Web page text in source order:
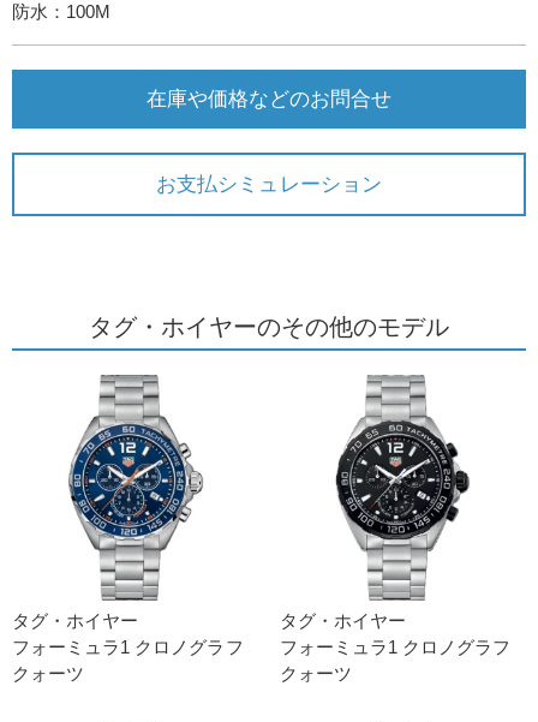
防水：100M
在庫や価格などのお問合せ
お支払シミュレーション
タグ・ホイヤーのその他のモデル
タグ・ホイヤー
フォーミュラ1 クロノグラフ
クォーツ
タグ・ホイヤー
フォーミュラ1 クロノグラフ
クォーツ